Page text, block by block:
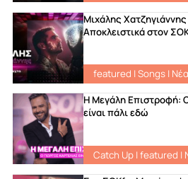
Μιχάλης
Αποκλειστικά στον
featured |Songs| Νέα
Η Μεγάλη Επιστροφή:
είναι πάλι εδώ
Catch Up|featured |